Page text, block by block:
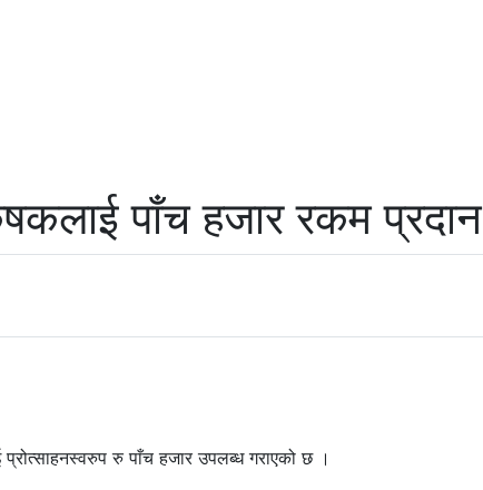
पाँच हजार रकम प्रदान
रु पाँच हजार उपलब्ध गराएको छ ।